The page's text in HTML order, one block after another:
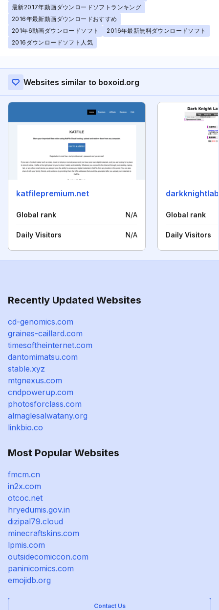
最新2017年動画ダウンロードソフトランキング
2016年最新動画ダウンロードおすすめ
201年6動画ダウンロードソフト
2016年最新無料ダウンロードソフト
2016ダウンロードソフト人気
Websites similar to boxoid.org
katfilepremium.net
Global rank N/A
Daily Visitors N/A
Global rank
Daily Visitors
Recently Updated Websites
cd-genomics.com
graines-caillard.com
timesoftheinternet.com
dantomimatsu.com
stable.xyz
mtgnexus.com
cndpowerup.com
photosforclass.com
almaglesalwatany.org
linkbio.co
Most Popular Websites
fmcm.cn
in2x.com
otcoc.net
hryedumis.gov.in
dizipal79.cloud
minecraftskins.com
lpmis.com
outsidecomiccon.com
paninicomics.com
emojidb.org
Contact Us